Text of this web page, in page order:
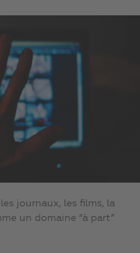
journaux, les films, la
un domaine “à part”